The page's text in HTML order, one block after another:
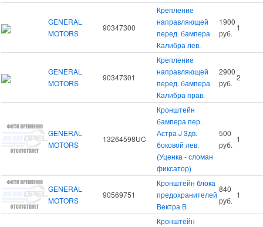
GENERAL
MOTORS
90347300
Крепление
направляющей
перед. бампера
Калибра лев.
1900
руб.
1
GENERAL
MOTORS
90347301
Крепление
направляющей
перед. бампера
Калибра прав.
2900
руб.
2
GENERAL
MOTORS
13264598UC
Кронштейн
бампера пер.
Астра J 3дв.
боковой лев.
(Уценка - сломан
фиксатор)
500
руб.
1
GENERAL
MOTORS
90569751
Кронштейн блока
предохранителей
Вектра В
840
руб.
1
Кронштейн